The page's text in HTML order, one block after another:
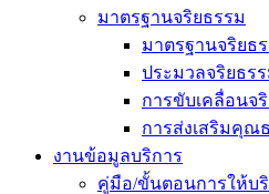
มาตรฐานจริยธรรม
มาตรฐานจริยธ
ประมวลจริยธร
การขับเคลื่อนจ
การส่งเสริมคุณ
งานข้อมูลบริการ
คู่มือ/ขั้นตอนการให้บ